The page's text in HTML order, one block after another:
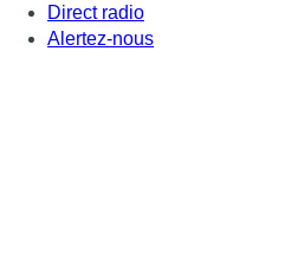
Direct radio
Alertez-nous